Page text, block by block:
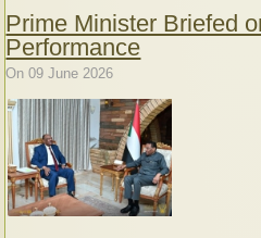
Prime Minister Briefed
Performance
On 09 June 2026